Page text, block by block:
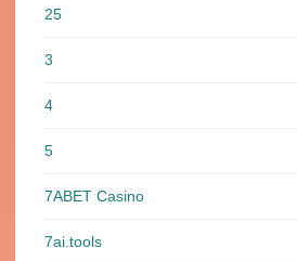
25
3
4
5
7ABET Casino
7ai.tools